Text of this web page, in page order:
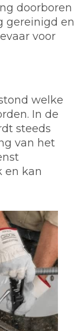
doorboren
gereinigd en
voor
welke
In de
steeds
van het
en kan